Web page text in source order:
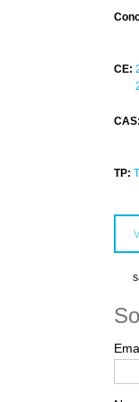
CE:
CAS:
TP: